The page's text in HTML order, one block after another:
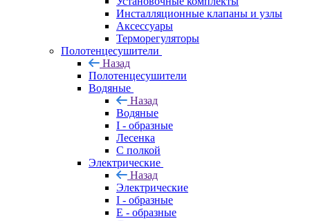
Инсталляционные клапаны и узлы
Аксессуары
Терморегуляторы
Полотенцесушители
Назад
Полотенцесушители
Водяные
Назад
Водяные
I - образные
Лесенка
С полкой
Электрические
Назад
Электрические
I - образные
E - образные